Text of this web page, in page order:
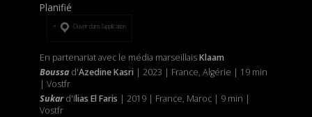
Planifié
Ouvrir dans l’application
En partenariat avec le média marseillaisKlaam
Boussad'Azedine Kasri| 2023 | France, Algérie | 19 min
| Vostfr
Sukar d'Ilias El Faris | 2019 | France, Maroc | 9 min |
Vostfr